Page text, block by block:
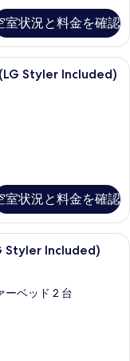
室状況と料金を確認
ボックス (室内)、遮光カ
Styler Included)
室状況と料金を確認
ボックス (室内)、遮光カ
Styler Included)
ーベッド 2 台